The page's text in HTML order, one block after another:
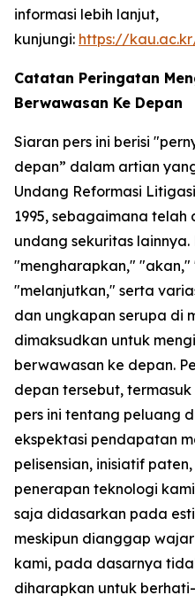
informasi lebih lanjut,
kunjungi: https://
Catatan Peringatan
Berwawasan Ke Depan
Siaran pers ini berisi
depan” dalam artian
Undang Reformasi
1995, sebagaimana
undang sekuritas
"mengharapkan," "akan,"
"melanjutkan," serta
dan ungkapan serupa di
dimaksudkan untuk
berwawasan ke depan.
depan tersebut,
pers ini tentang peluang
ekspektasi pendapatan
pelisensian, inisiatif
penerapan teknologi
saja didasarkan pada
meskipun dianggap
kami, pada dasarnya
diharapkan untuk